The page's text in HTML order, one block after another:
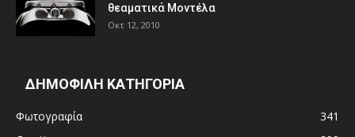
θεαματικά Μοντέλα
Οκτ 12, 2010
ΔΗΜΟΦΙΛΗ ΚΑΤΗΓΟΡΙΑ
Φωτογραφία
341